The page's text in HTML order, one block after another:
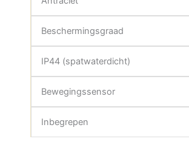
Beschermingsgraad
IP44 (spatwaterdicht)
Bewegingssensor
Inbegrepen